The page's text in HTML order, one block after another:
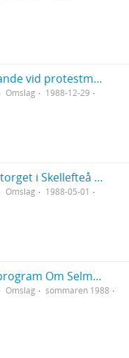
Manuskript till anförande vid protestmöte om järnvägen i Arvidsjaur
Omslag
1988-12-29
Manuskript till tal på torget i Skellefteå för VPK
Omslag
1988-05-01
Manuskript till radioprogram Om Selma Lagerlöf i Radions serie om svenska romaner
Omslag
sommaren 1988